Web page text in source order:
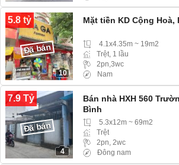
5.8 tỷ
10
Đã bán
Mặt tiền KD Cộng Hoà,
4.1x4.35m ~ 19m2
Trệt, 1 lầu
2pn,3wc
Nam
7.9 Tỷ
4
Đã bán
Bán nhà HXH 560
Bình
5.3x12m ~ 69m2
Trệt
2pn, 2wc
Đông nam